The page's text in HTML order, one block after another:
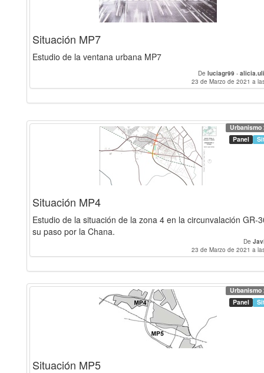
Situación MP7
Estudio de la ventana urbana MP7
De luciagr99 -
23 de Marzo de 2021 a
Urbanismo
Panel
Situación MP4
Estudio de la situación de la zona 4 en la circunvalación GR-
su paso por la Chana.
De
23 de Marzo de 2021 a
Urbanismo
Panel
Situación MP5